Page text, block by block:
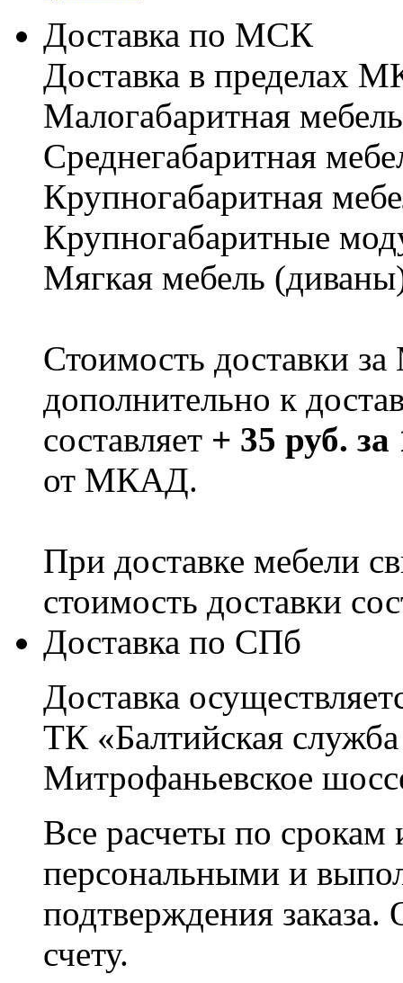
Доставка по МСК
Доставка в пределах
Малогабаритная
Cреднегабаритная
Крупногабаритная
Крупногабаритные
Мягкая мебель
Стоимость доставки
дополнительно к
составляет + 35 руб.
от МКАД.
При доставке мебели
стоимость доставки
Доставка по СПб
Доставка
ТК «Балтийская
Митрофаньевское
Все расчеты по срокам
персональными и
подтверждения заказа.
счету.